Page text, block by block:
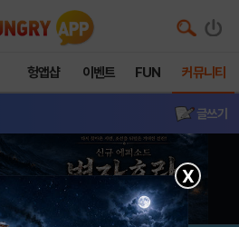
헝앱샵 이벤트 FUN 커뮤니티
글쓰기
X